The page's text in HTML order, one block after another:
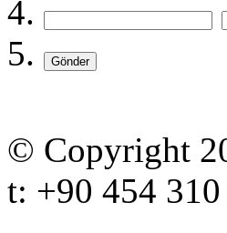
Gönder
© Copyright
t: +90 454